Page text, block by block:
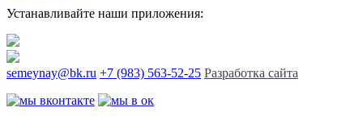
Устанавливайте наши приложения:
semeynay@bk.ru +7 (983) 563-52-25 Разработка сайта